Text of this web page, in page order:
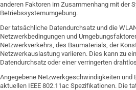
anderen Faktoren im Zusammenhang mit der
Betriebssystemumgebung.
Der tatsächliche Datendurchsatz und die
Netzwerkbedingungen und
Netzwerkverkehrs, des Baumaterials, der
Netzwerkauslastung variieren. Dies kann zu
Datendurchsatz oder einer verringerten
Angegebene Netzwerkgeschwindigkeiten und
aktuellen IEEE 802.11ac Spezifikationen. Die